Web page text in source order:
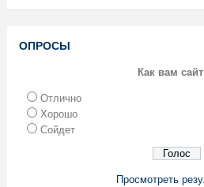
ОПРОСЫ
Как вам
Отлично
Хорошо
Сойдет
Просмотреть